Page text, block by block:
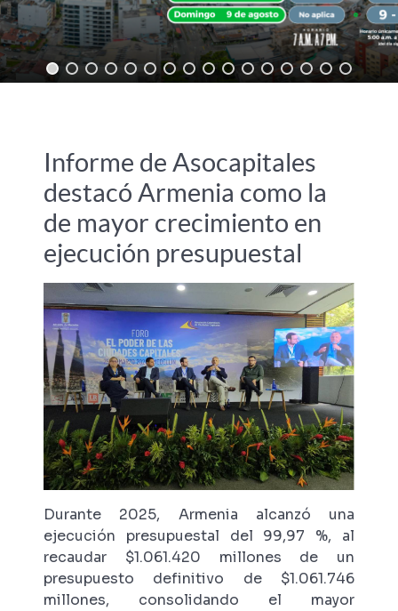
Informe de Asocapitales
destacó Armenia como la
de mayor crecimiento en
ejecución presupuestal
Durante 2025, Armenia alcanzó una
ejecución presupuestal del 99,97 %, al
recaudar $1.061.420 millones de un
presupuesto definitivo de $1.061.746
millones, consolidando el mayor